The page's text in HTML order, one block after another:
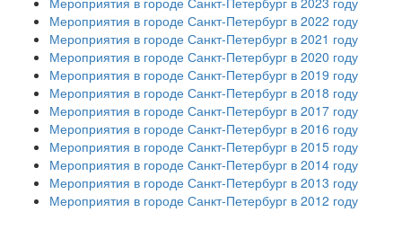
Мероприятия в городе Санкт-Петербург в 2022 году
Мероприятия в городе Санкт-Петербург в 2021 году
Мероприятия в городе Санкт-Петербург в 2020 году
Мероприятия в городе Санкт-Петербург в 2019 году
Мероприятия в городе Санкт-Петербург в 2018 году
Мероприятия в городе Санкт-Петербург в 2017 году
Мероприятия в городе Санкт-Петербург в 2016 году
Мероприятия в городе Санкт-Петербург в 2015 году
Мероприятия в городе Санкт-Петербург в 2014 году
Мероприятия в городе Санкт-Петербург в 2013 году
Мероприятия в городе Санкт-Петербург в 2012 году